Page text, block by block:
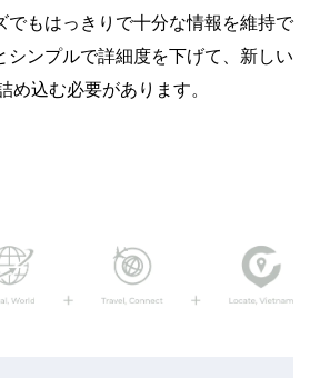
でもはっきりで十分な情報を維持で
シンプルで詳細度を下げて、新しい
め込む必要があります。